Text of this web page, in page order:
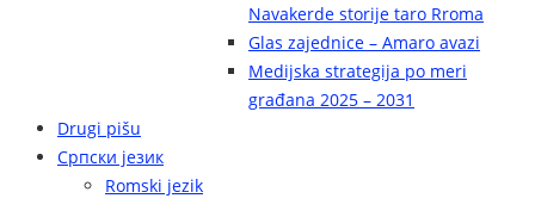
Navakerde storije taro Rroma
Glas zajednice – Amaro avazi
Medijska strategija po meri
građana 2025 – 2031
Drugi pišu
Српски језик
Romski jezik